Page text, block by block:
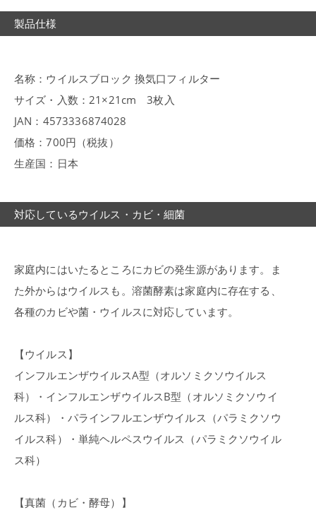
製品仕様
名称：ウイルスブロック 換気口フィルター
サイズ・入数：21×21cm 3枚入
JAN：4573336874028
価格：700円（税抜）
生産国：日本
対応しているウイルス・カビ・細菌
家庭内にはいたるところにカビの発生源があります。ま
た外からはウイルスも。溶菌酵素は家庭内に存在する、
各種のカビや菌・ウイルスに対応しています。
【ウイルス】
インフルエンザウイルスA型（オルソミクソウイルス
科）・インフルエンザウイルスB型（オルソミクソウイ
ルス科）・パラインフルエンザウイルス（パラミクソウ
イルス科）・単純ヘルペスウイルス（パラミクソウイル
ス科）
【真菌（カビ・酵母）】